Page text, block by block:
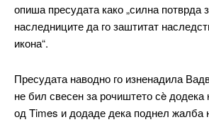
ИЗБЕРЕТЕ ПЛАН
Included for free:
Etiam est nibh, lobortis sit
Praesent euismod ac
опиша пресудата како „силна потврда
наследниците да го заштитат
икона“.
Пресудата наводно го изненадила
не бил свесен за рочиштето сè додека
од Times и додаде дека поднел жалба